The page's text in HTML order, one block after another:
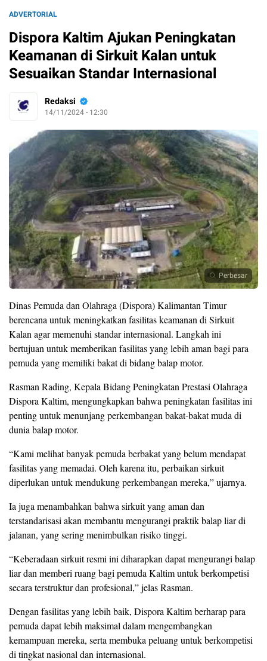
ADVERTORIAL
Dispora Kaltim Ajukan Peningkatan
Keamanan di Sirkuit Kalan untuk
Sesuaikan Standar Internasional
Redaksi
14/11/2024 - 12:30
Perbesar
Dinas Pemuda dan Olahraga (Dispora) Kalimantan Timur
berencana untuk meningkatkan fasilitas keamanan di Sirkuit
Kalan agar memenuhi standar internasional. Langkah ini
bertujuan untuk memberikan fasilitas yang lebih aman bagi para
pemuda yang memiliki bakat di bidang balap motor.
Rasman Rading, Kepala Bidang Peningkatan Prestasi Olahraga
Dispora Kaltim, mengungkapkan bahwa peningkatan fasilitas ini
penting untuk menunjang perkembangan bakat-bakat muda di
dunia balap motor.
“Kami melihat banyak pemuda berbakat yang belum mendapat
fasilitas yang memadai. Oleh karena itu, perbaikan sirkuit
diperlukan untuk mendukung perkembangan mereka,” ujarnya.
Ia juga menambahkan bahwa sirkuit yang aman dan
terstandarisasi akan membantu mengurangi praktik balap liar di
jalanan, yang sering menimbulkan risiko tinggi.
“Keberadaan sirkuit resmi ini diharapkan dapat mengurangi balap
liar dan memberi ruang bagi pemuda Kaltim untuk berkompetisi
secara terstruktur dan profesional,” jelas Rasman.
Dengan fasilitas yang lebih baik, Dispora Kaltim berharap para
pemuda dapat lebih maksimal dalam mengembangkan
kemampuan mereka, serta membuka peluang untuk berkompetisi
di tingkat nasional dan internasional.